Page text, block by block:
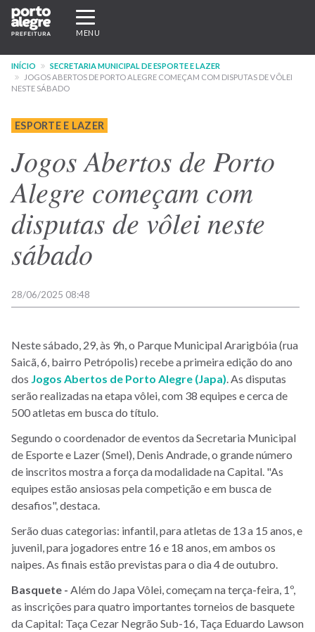
Pular
para
conteúdo
principal
Expandir/recolher
navegação
MENU
INÍCIO
SECRETARIA MUNICIPAL DE ESPORTE E LAZER
JOGOS ABERTOS DE PORTO ALEGRE COMEÇAM COM DISPUTAS DE VÔLEI
NESTE SÁBADO
ESPORTE E LAZER
Jogos Abertos de Porto
Alegre começam com
disputas de vôlei neste
sábado
28/06/2025 08:48
Neste sábado, 29, às 9h, o Parque Municipal Ararigbóia (rua
Saicã, 6, bairro Petrópolis) recebe a primeira edição do ano
dos Jogos Abertos de Porto Alegre (Japa) . As disputas
serão realizadas na etapa vôlei, com 38 equipes e cerca de
500 atletas em busca do título.
Segundo o coordenador de eventos da Secretaria Municipal
de Esporte e Lazer (Smel), Denis Andrade, o grande número
de inscritos mostra a força da modalidade na Capital. "As
equipes estão ansiosas pela competição e em busca de
desafios", destaca.
Serão duas categorias: infantil, para atletas de 13 a 15 anos, e
juvenil, para jogadores entre 16 e 18 anos, em ambos os
naipes. As finais estão previstas para o dia 4 de outubro.
Basquete - Além do Japa Vôlei, começam na terça-feira, 1º,
as inscrições para quatro importantes torneios de basquete
da Capital: Taça Cezar Negrão Sub-16, Taça Eduardo Lawson